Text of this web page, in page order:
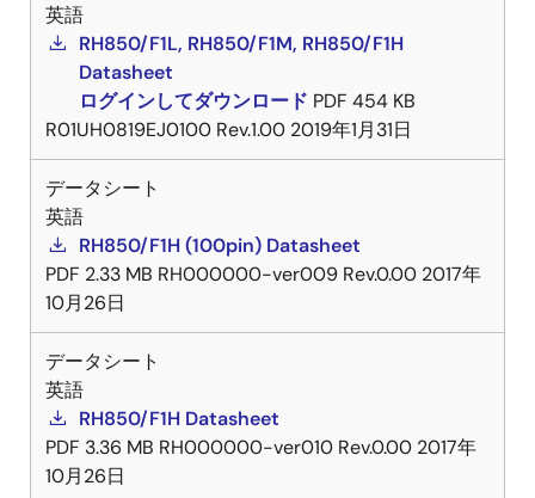
英語
RH850/F1L, RH850/F1M, RH850/F1H
Datasheet
ログインしてダウンロード PDF 454 KB
R01UH0819EJ0100 Rev.1.00 2019年1月31日
データシート
英語
RH850/F1H (100pin) Datasheet
PDF 2.33 MB RH000000-ver009 Rev.0.00 2017年
10月26日
データシート
英語
RH850/F1H Datasheet
PDF 3.36 MB RH000000-ver010 Rev.0.00 2017年
10月26日